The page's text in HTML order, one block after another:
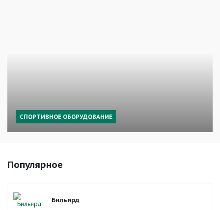
СПОРТИВНОЕ ОБОРУДОВАНИЕ
Популярное
Бильярд